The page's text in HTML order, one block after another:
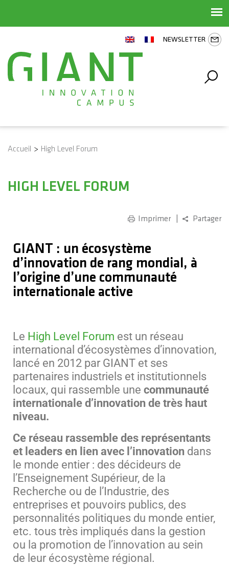
NEWSLETTER
Accueil > High Level Forum
HIGH LEVEL FORUM
Imprimer Partager
GIANT : un écosystème
d’innovation de rang mondial, à
l’origine d’une communauté
internationale active
Le High Level Forum est un réseau
international d’écosystèmes d’innovation,
lancé en 2012 par GIANT et ses
partenaires industriels et institutionnels
locaux, qui rassemble une communauté
internationale d’innovation de très haut
niveau.
Ce réseau rassemble des représentants
et leaders en lien avec l’innovation dans
le monde entier : des décideurs de
l’Enseignement Supérieur, de la
Recherche ou de l’Industrie, des
entreprises et pouvoirs publics, des
personnalités politiques du monde entier,
etc. tous très impliqués dans la gestion
ou la promotion de l’innovation au sein
de leur écosystème régional.